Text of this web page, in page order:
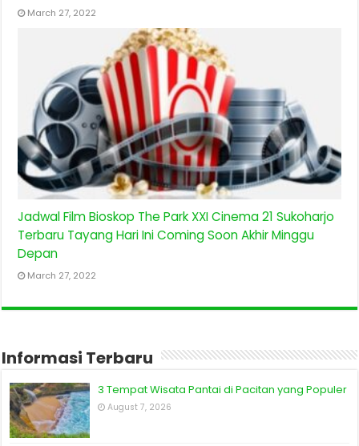
March 27, 2022
Jadwal Film Bioskop The Park XXI Cinema 21 Sukoharjo
Terbaru Tayang Hari Ini Coming Soon Akhir Minggu
Depan
March 27, 2022
Informasi Terbaru
3 Tempat Wisata Pantai di Pacitan yang Populer
August 7, 2026